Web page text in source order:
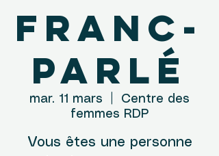
Franc-
parlé
mar. 11 mars
Centre des
femmes RDP
Vous êtes une personne